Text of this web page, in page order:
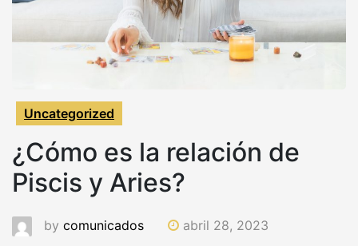
Uncategorized
¿Cómo es la relación de
Piscis y Aries?
by comunicados abril 28, 2023